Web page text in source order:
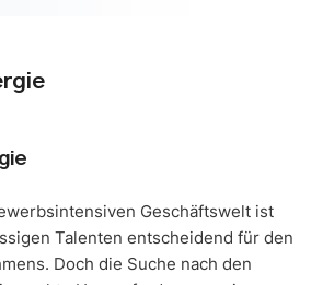
Geschäftswelt ist
Talenten entscheidend für den
Doch die Suche nach den